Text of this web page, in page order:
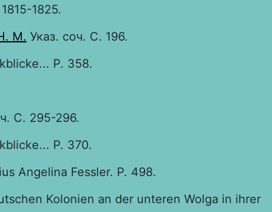
1825.
М. Указ. соч. С. 196.
P. 358.
С. 295-296.
Р. 370.
Angelina Fessler. P. 498.
Kolonien an der unteren Wolga in ihrer